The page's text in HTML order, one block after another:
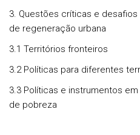
3. Questões críticas e
de regeneração urbana
3.1 Territórios fronteiros
3.2 Políticas para diferentes
3.3 Políticas e instrumentos
de pobreza